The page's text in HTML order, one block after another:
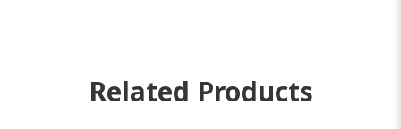
Related Products